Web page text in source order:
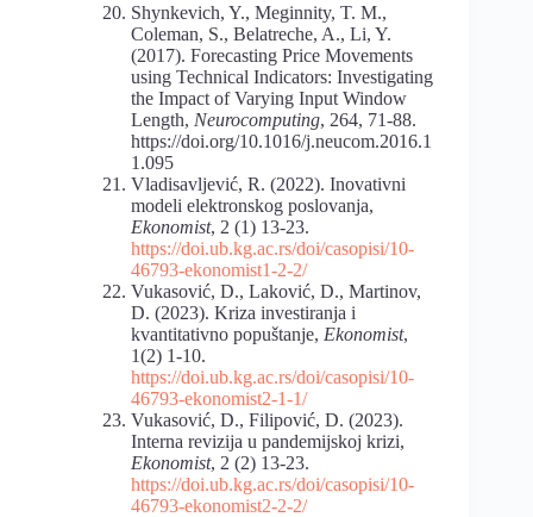
Shynkevich, Y., Meginnity, T. M.,
Coleman, S., Belatreche, A., Li, Y.
(2017). Forecasting Price Movements
using Technical Indicators: Investigating
the Impact of Varying Input Window
Length, Neurocomputing, 264, 71-88.
https://doi.org/10.1016/j.neucom.2016.1
1.095
Vladisavljević, R. (2022). Inovativni
modeli elektronskog poslovanja,
Ekonomist, 2 (1) 13-23.
https://doi.ub.kg.ac.rs/doi/casopisi/10-
46793-ekonomist1-2-2/
Vukasović, D., Laković, D., Martinov,
D. (2023). Kriza investiranja i
kvantitativno popuštanje, Ekonomist,
1(2) 1-10.
https://doi.ub.kg.ac.rs/doi/casopisi/10-
46793-ekonomist2-1-1/
Vukasović, D., Filipović, D. (2023).
Interna revizija u pandemijskoj krizi,
Ekonomist, 2 (2) 13-23.
https://doi.ub.kg.ac.rs/doi/casopisi/10-
46793-ekonomist2-2-2/